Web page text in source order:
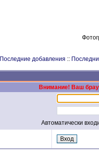
Последние добавления ::
Внимание! Ваш
Автоматически